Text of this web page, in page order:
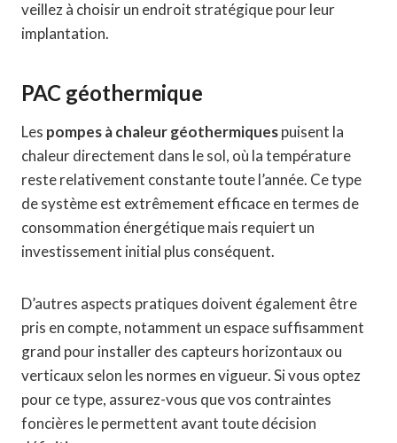
veillez à choisir un endroit stratégique pour leur
implantation.
PAC géothermique
Les pompes à chaleur géothermiquespuisent la
chaleur directement dans le sol, où la température
reste relativement constante toute l’année. Ce type
de système est extrêmement efficace en termes de
consommation énergétique mais requiert un
investissement initial plus conséquent.
D’autres aspects pratiques doivent également être
pris en compte, notamment un espace suffisamment
grand pour installer des capteurs horizontaux ou
verticaux selon les normes en vigueur. Si vous optez
pour ce type, assurez-vous que vos contraintes
foncières le permettent avant toute décision